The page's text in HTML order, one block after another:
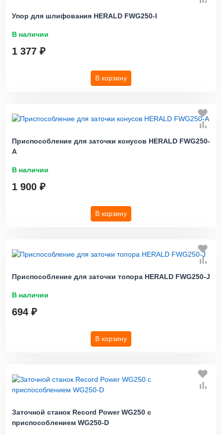
Упор для шлифования HERALD FWG250-I
В наличии
1 377 ₽
В корзину
Приспособление для заточки конусов HERALD FWG250-
A
В наличии
1 900 ₽
В корзину
Приспособление для заточки топора HERALD FWG250-J
В наличии
694 ₽
В корзину
Заточной станок Record Power WG250 с
приспособлением WG250-D